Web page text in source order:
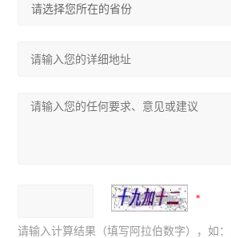
ALP智能型低压线路保护装置
PZ系列可编程智能电测仪表
请输入计算结果（填写阿拉伯数字），如